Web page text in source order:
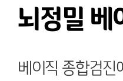
뇌정밀 베
베이직 종합검진